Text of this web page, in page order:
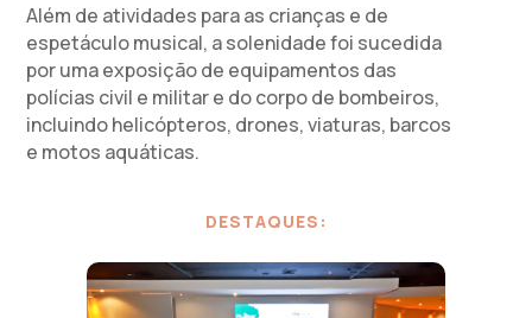
Além de atividades para as crianças e de
espetáculo musical, a solenidade foi sucedida
por uma exposição de equipamentos das
polícias civil e militar e do corpo de bombeiros,
incluindo helicópteros, drones, viaturas, barcos
e motos aquáticas.
DESTAQUES: